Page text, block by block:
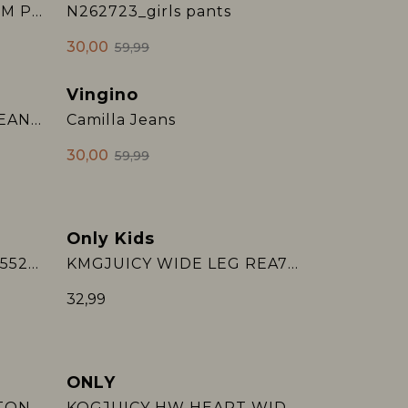
KOGLUMI HW WIDE DNM PIM990 N262723_girls pants
30,00 59,99
NMFROSE WIDE EMB JEANS 2633-FR NOOS
2e Jeans -50%
Vingino
Camilla Jeans
30,00 59,99
NKFROSE WIDE JEANS 5529-BE NOOS
2e Jeans -50%
Only Kids
KMGJUICY WIDE LEG REA707 DNM NOOS
32,99
2e Jeans -50%
ONLY